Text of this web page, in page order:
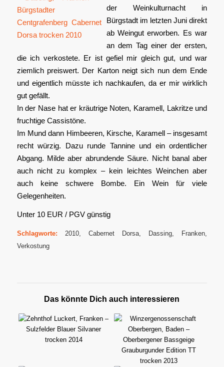
der Weinkulturnacht in
Bürgstadt im letzten Juni direkt
ab Weingut erworben. Es war
an dem Tag einer der ersten,
die ich verkostete. Er ist gefiel mir gleich gut, und war
ziemlich preiswert. Der Karton neigt sich nun dem Ende
und eigentlich müsste ich nachkaufen, da er mir wirklich
gut gefällt.
In der Nase hat er kräutrige Noten, Karamell, Lakritze und
fruchtige Cassistöne.
Im Mund dann Himbeeren, Kirsche, Karamell – insgesamt
recht würzig. Dazu runde Tannine und ein ordentlicher
Abgang. Milde aber abrundende Säure. Nicht banal aber
auch nicht zu komplex – kein leichtes Weinchen aber
auch keine schwere Bombe. Ein Wein für viele
Gelegenheiten.
Unter 10 EUR / PGV günstig
Schlagworte: 2010, Cabernet Dorsa, Dassing, Franken,
Verkostung
Das könnte Dich auch interessieren